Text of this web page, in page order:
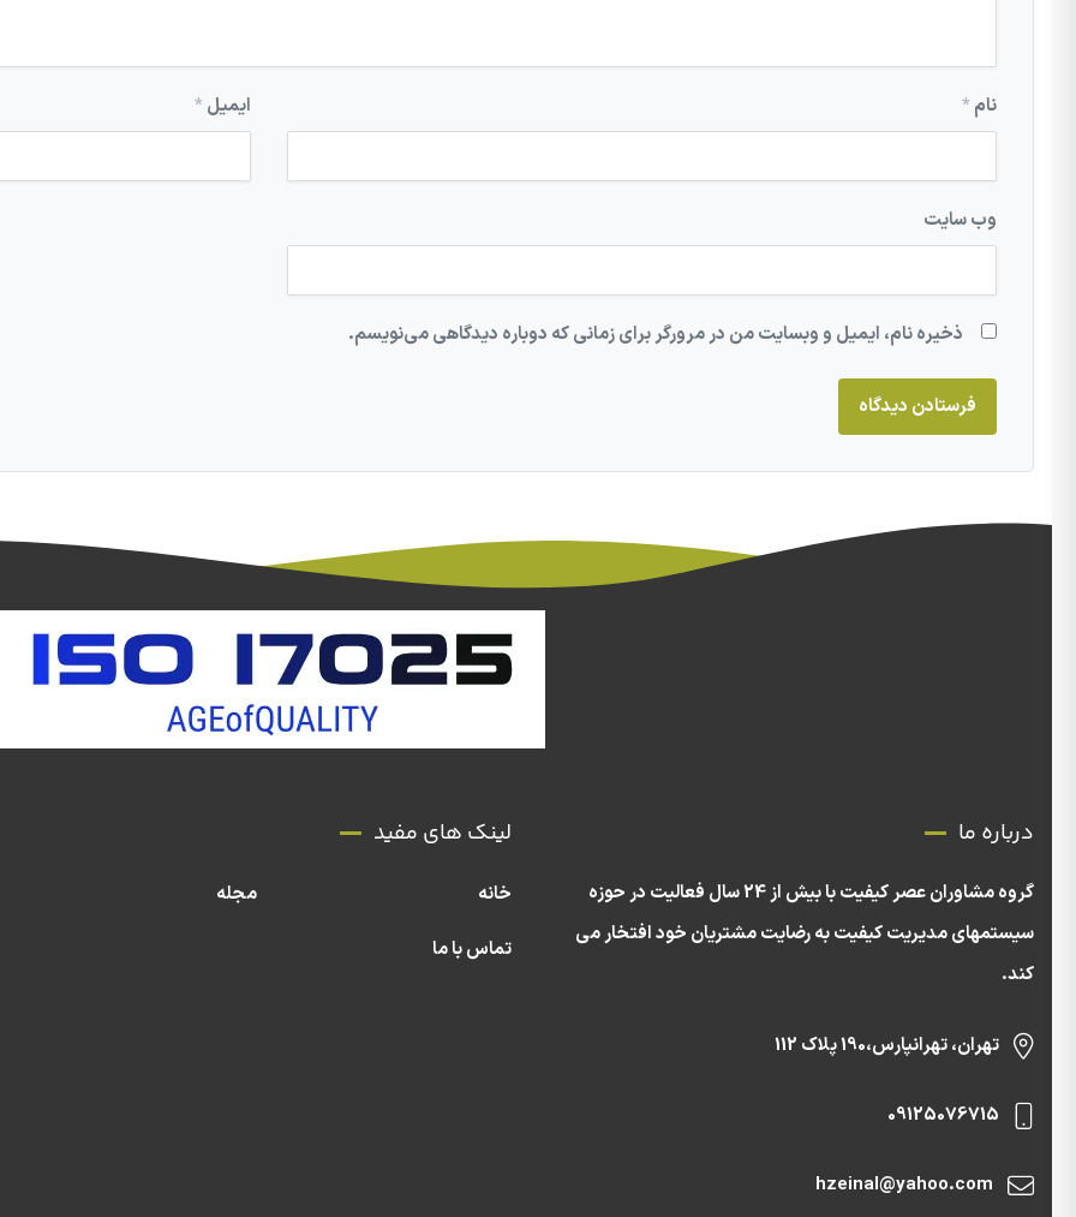
نام* ایمیل*
وب‌ سایت
ذخیره نام، ایمیل و وبسایت من در مرورگر برای زمانی که دوباره دیدگاهی می‌نویسم.
درباره ما
گروه مشاوران عصر کیفیت با بیش از 24 سال فعالیت در حوزه
سیستمهای مدیریت کیفیت به رضایت مشتریان خود افتخار می
کند.
تهران، تهرانپارس،190 پلاک 112
09125076715
hzeinal@yahoo.com
لینک های مفید
خانه
مجله
تماس با ما